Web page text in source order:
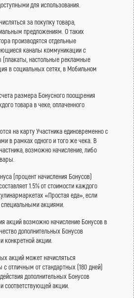
для использования.
за покупку товара,
предложениям. О таких
производятся отдельные
каналы коммуникации с
настольные рекламные
в социальных сетях, в Мобильном
размера Бонусного поощрения
товара в чеке, оплаченного
на карту Участника единовременно с
в рамках одного и того же чека. В
возможно начисление, либо
(процент начисления Бонусов)
1.5% от стоимости каждого
«Простая еда», если
акциями.
акций возможно начисление Бонусов в
дополнительных Бонусов
конкретной акции.
акций может начисляться
с отличным от стандартных (180 дней)
дополнительных Бонусов
соответствующей акции.